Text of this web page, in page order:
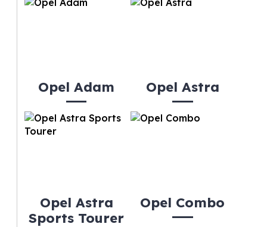
Opel Adam Opel Astra
Opel Astra
Sports Tourer
Opel Combo